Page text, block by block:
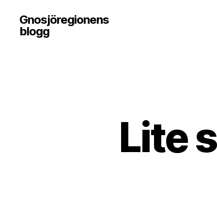
Gnosjöregionens
blogg
Lite